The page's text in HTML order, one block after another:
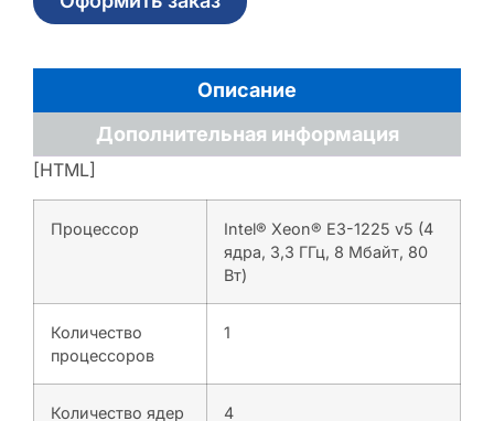
Описание
Дополнительная информация
[HTML]
Процессор
Intel® Xeon® E3-1225 v5 (4
ядра, 3,3 ГГц, 8 Мбайт, 80
Вт)
Количество
процессоров
1
Количество ядер 4